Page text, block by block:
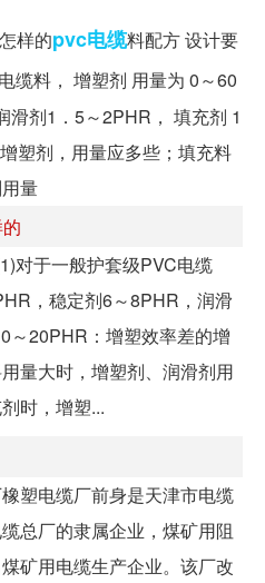
样的pvc电缆料配方 设计要
缆料， 增塑剂 用量为 0～60
剂1．5～2PHR， 填充剂 1
塑剂，用量应多些；填充料
量
对于一般护套级PVC电缆
，稳定剂6～8PHR，润滑
～20PHR：增塑效率差的增
量大时，增塑剂、润滑剂用
时，增塑...
塑电缆厂前身是天津市电缆
总厂的隶属企业，煤矿用阻
矿用电缆生产企业。该厂改